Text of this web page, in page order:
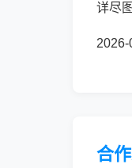
详尽
2026-
合